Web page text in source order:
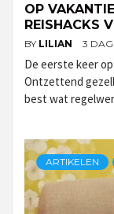
OP
REISHACKS
BY LILIAN 3
De eerste keer
Ontzettend
best wat
ARTIKELEN